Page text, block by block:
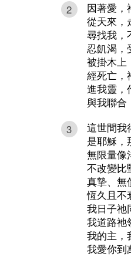
2
因著愛，
從天來，
尋找我，
忍飢渴，
被掛木上
經死亡，
進我靈，
與我聯合
3
這世間我
是耶穌，
無限量像
不改變比
真摯、無
恆久且不
我日子祂
我道路祂
我的主，
我愛你到